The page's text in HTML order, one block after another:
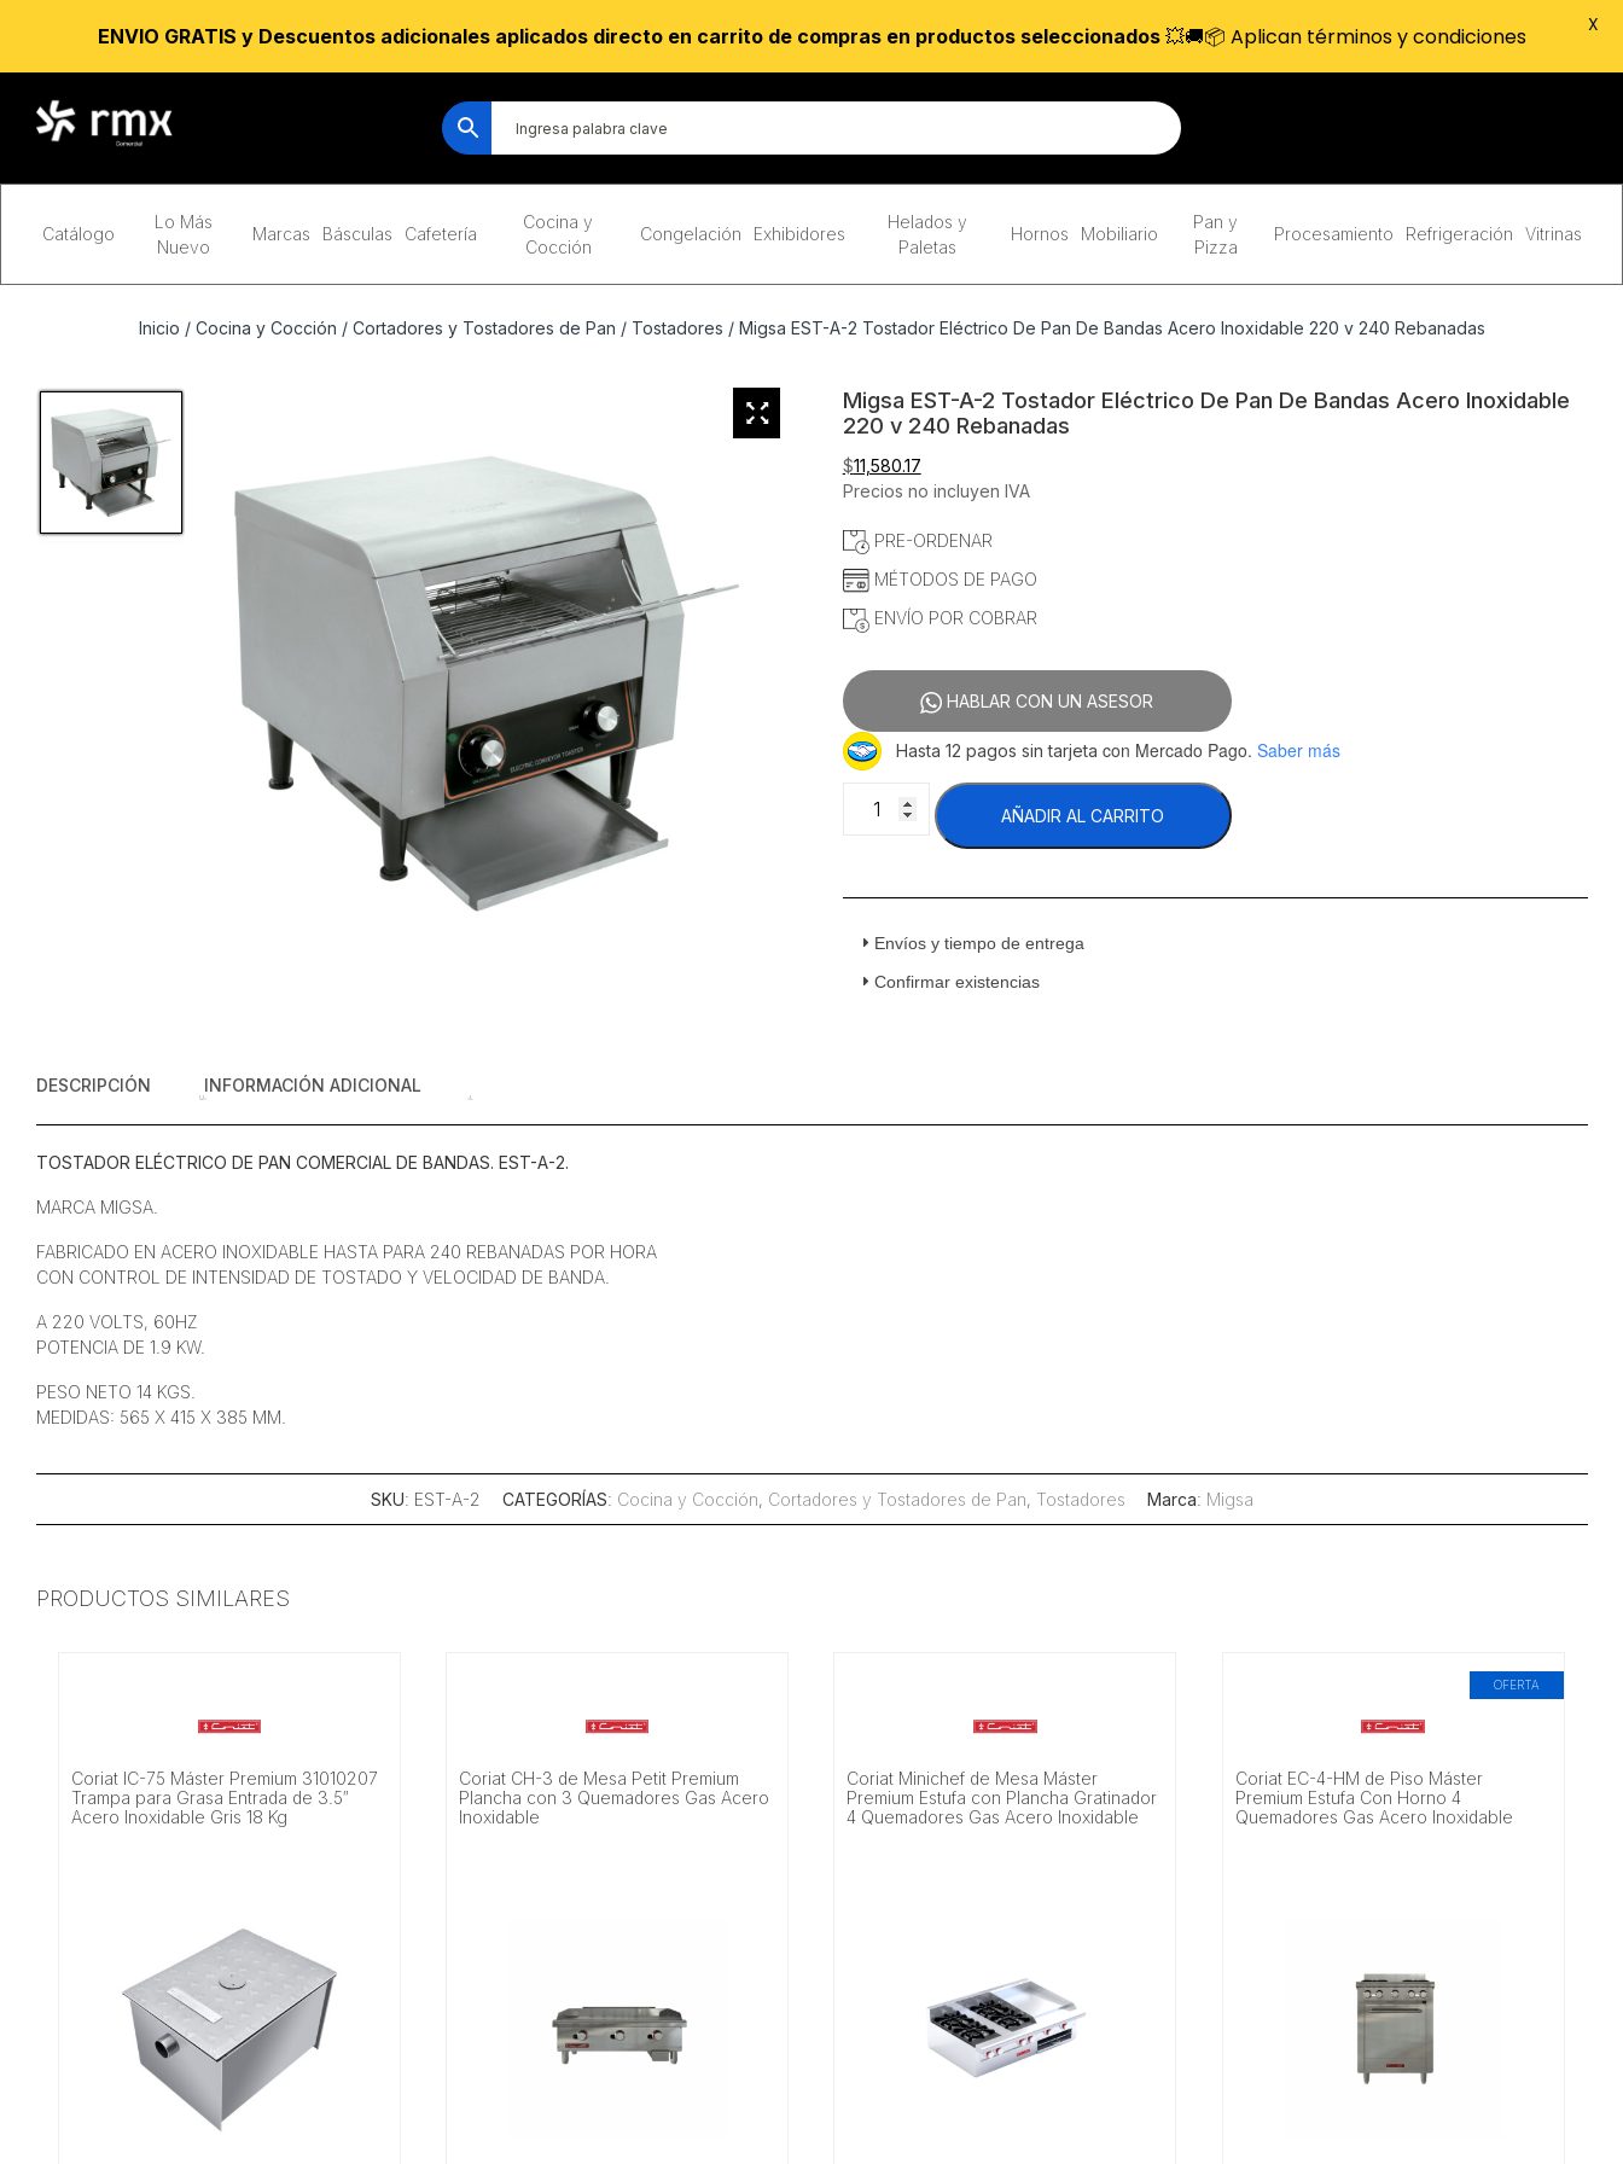
Catálogo
Lo Más
Nuevo
Marcas Básculas Cafetería
Cocina y
Cocción
Congelación Exhibidores
Helados y
Paletas
Hornos Mobiliario
Pan y
Pizza
Procesamiento Refrigeración Vitrinas
Inicio / Cocina y Cocción / Cortadores y Tostadores de Pan / Tostadores / Migsa EST-A-2 Tostador Eléctrico De Pan De Bandas Acero Inoxidable 220 v 240 Rebanadas
Migsa EST-A-2 Tostador Eléctrico De Pan De Bandas Acero Inoxidable
220 v 240 Rebanadas
$11,580.17
Precios no incluyen IVA
PRE-ORDENAR
MÉTODOS DE PAGO
ENVÍO POR COBRAR
HABLAR CON UN ASESOR
Hasta 12 pagos sin tarjeta con Mercado Pago. Saber más
EST-
Tostador
De
v
AÑADIR AL CARRITO
Envíos y tiempo de entrega
Confirmar existencias
DESCRIPCIÓN INFORMACIÓN ADICIONAL
TOSTADOR ELÉCTRICO DE PAN COMERCIAL DE BANDAS. EST-A-2.
MARCA MIGSA.
FABRICADO EN ACERO INOXIDABLE HASTA PARA 240 REBANADAS POR HORA
CON CONTROL DE INTENSIDAD DE TOSTADO Y VELOCIDAD DE BANDA.
A 220 VOLTS, 60HZ
POTENCIA DE 1.9 KW.
PESO NETO 14 KGS.
MEDIDAS: 565 X 415 X 385 MM.
SKU: EST-A-2 CATEGORÍAS: Cocina y Cocción, Cortadores y Tostadores de Pan, Tostadores Marca: Migsa
PRODUCTOS SIMILARES
Coriat IC-75 Máster Premium 31010207
Trampa para Grasa Entrada de 3.5″
Acero Inoxidable Gris 18 Kg
Coriat CH-3 de Mesa Petit Premium
Plancha con 3 Quemadores Gas Acero
Inoxidable
Coriat Minichef de Mesa Máster
Premium Estufa con Plancha Gratinador
4 Quemadores Gas Acero Inoxidable
OFERTA
Coriat EC-4-HM de Piso Máster
Premium Estufa Con Horno 4
Quemadores Gas Acero Inoxidable
ENVIO GRATIS y Descuentos adicionales aplicados directo en carrito de compras en productos seleccionados💥🚚📦 Aplican términos y condiciones X